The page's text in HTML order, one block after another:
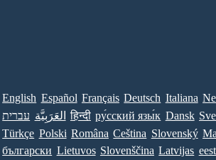
English Español Français Deutsch Italiana
עברית العَرَبِيَّة हिन्दी ру́сский язы́к Dansk
Türkçe Polski Româna Ceština Slovenský
български Lietuvos Slovenščina Latvijas